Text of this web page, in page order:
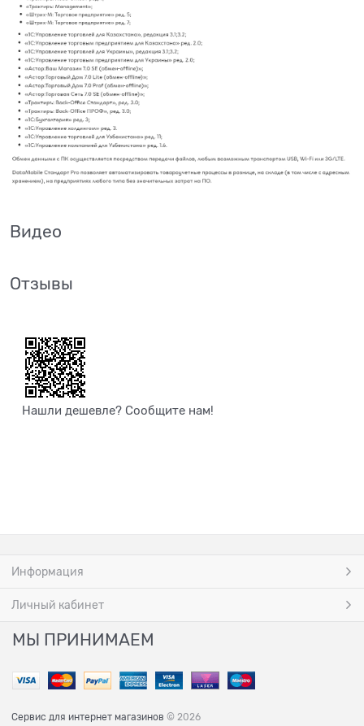
Видео
Отзывы
Нашли дешевле? Сообщите нам!
Информация
Личный кабинет
МЫ ПРИНИМАЕМ
Сервис для интернет магазинов © 2026